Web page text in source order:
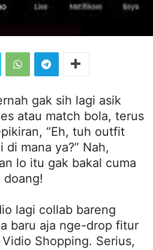
gak sih lagi asik
atau match bola, terus
“Eh, tuh outfit
mana ya?” Nah,
lo itu gak bakal cuma
lagi collab bareng
baru aja nge-drop fitur
Shopping. Serius,